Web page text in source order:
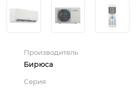
Производитель
Бирюса
Серия